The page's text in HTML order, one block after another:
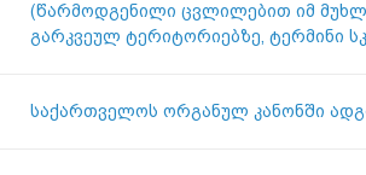
(წარმოდგენილი ცვლილებით იმ
გარკვეულ ტერიტორიებზე, ტერმინი
საქართველოს ორგანულ კანონში